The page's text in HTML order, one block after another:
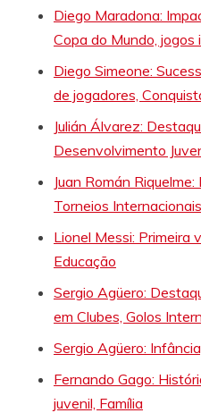
Diego Maradona:
Copa do Mundo, jogos
Diego Simeone:
de jogadores,
Julián Álvarez:
Desenvolvimento
Juan Román
Torneios
Lionel Messi: Primeira
Educação
Sergio Agüero:
em Clubes, Golos
Sergio Agüero:
Fernando Gago:
juvenil, Família